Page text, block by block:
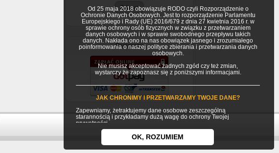
Od 25 maja 2018 obowiązuje RODO czyli Rozporządzenie o
Ochronie Danych Osobowych. Jest to rozporządzenie Parlamentu
Europejskiego i Rady (UE) 2016/679 z dnia 27 kwietnia 2016 r. w
sprawie ochrony osób fizycznych w związku z przetwarzaniem
danych osobowych i w sprawie swobodnego przepływu takich
danych. Nakłada ono na nas obowiązek jasnego i zrozumiałego
poinformowania o naszej polityce zbierania i przetwarzania danych
osobowych.
Nie musisz akceptować żadnych zgód czy też zmian,
wystarczy że zapoznasz się z poniższymi informacjami.
JAK CHRONIMY I PRZETWARZAMY TWOJE DANE?
Zapewniamy, żetraktujemy dane osobowe zeszczególną
starannością i przykładamy dużą wagę do ochrony Twojej
prywatności.
Twoje dane osobowe gromadzimy i przetwarzamy jako
Usługodawca (AdvancedNet Adam Milczarek) będący
jednocześnie Administratorem danych osobowych.
OK, ROZUMIEM
Partnerzy